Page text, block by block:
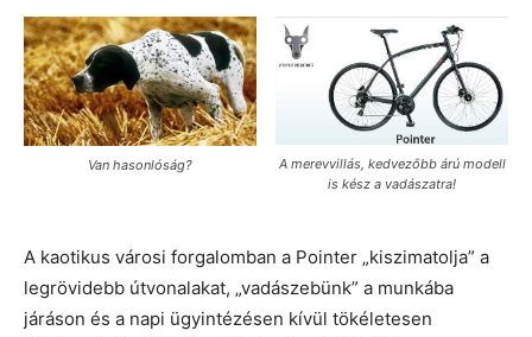
Van hasonlóság?
A merevvillás, kedvezőbb árú modell
is kész a vadászatra!
A kaotikus városi forgalomban a Pointer „kiszimatolja” a
legrövidebb útvonalakat, „vadászebünk” a munkába
járáson és a napi ügyintézésen kívül tökéletesen